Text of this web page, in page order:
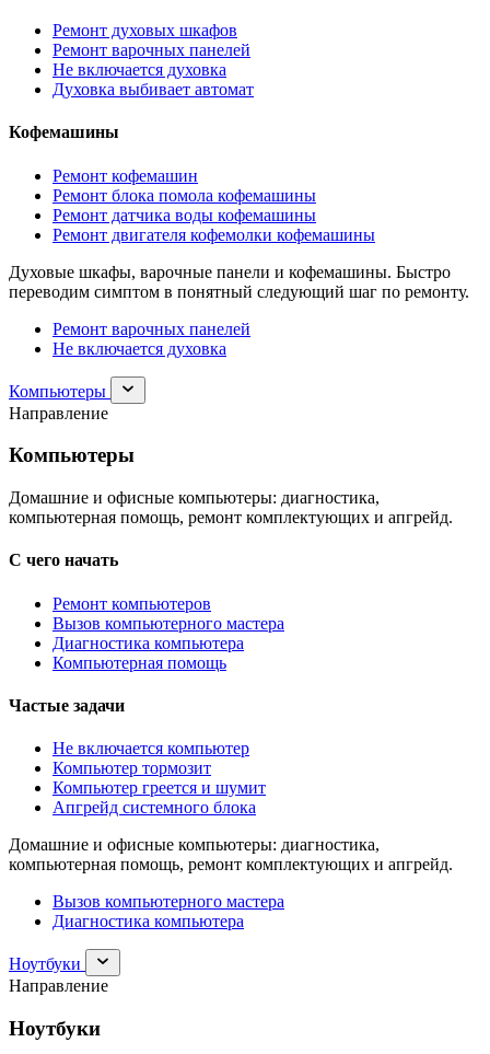
Ремонт духовых шкафов
Ремонт варочных панелей
Не включается духовка
Духовка выбивает автомат
Кофемашины
Ремонт кофемашин
Ремонт блока помола кофемашины
Ремонт датчика воды кофемашины
Ремонт двигателя кофемолки кофемашины
Духовые шкафы, варочные панели и кофемашины. Быстро
переводим симптом в понятный следующий шаг по ремонту.
Ремонт варочных панелей
Не включается духовка
Компьютеры
Раскрыть
раздел
Направление
Компьютеры
Домашние и офисные компьютеры: диагностика,
компьютерная помощь, ремонт комплектующих и апгрейд.
С чего начать
Ремонт компьютеров
Вызов компьютерного мастера
Диагностика компьютера
Компьютерная помощь
Частые задачи
Не включается компьютер
Компьютер тормозит
Компьютер греется и шумит
Апгрейд системного блока
Домашние и офисные компьютеры: диагностика,
компьютерная помощь, ремонт комплектующих и апгрейд.
Вызов компьютерного мастера
Диагностика компьютера
Ноутбуки
Раскрыть
раздел
Ноутбуки
Направление
Ноутбуки